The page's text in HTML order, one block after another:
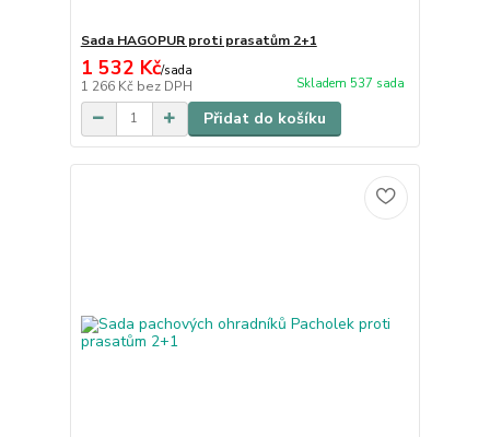
Sada HAGOPUR proti prasatům 2+1
1 532 Kč/sada
1 266 Kč bez DPH Skladem 537 sada
Přidat do košíku